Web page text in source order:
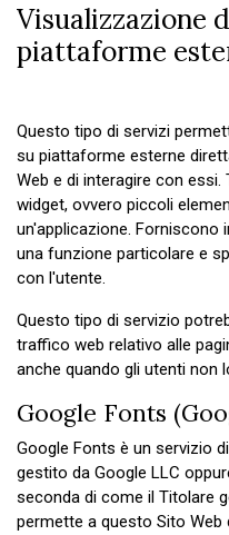
Visualizzazione
piattaforme
Questo tipo di servizi
su piattaforme esterne
Web e di interagire con
widget, ovvero piccoli
un'applicazione.
una funzione particolare e
con l'utente.
Questo tipo di servizio
traffico web relativo alle
anche quando gli utenti non
Google Fonts
Google Fonts è un servizio
gestito da Google LLC
seconda di come il Titolare
permette a questo Sito Web